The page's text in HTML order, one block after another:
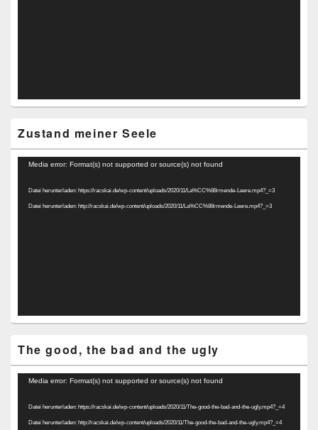
Zustand meiner Seele
Video-
Media error: Format(s) not supported or source(s) not found
Datei herunterladen: https://racskai.de/wp-content/uploads/2020/11/La%CC%88rmende-Leere.mp4?_=3
Datei herunterladen: http://racskai.de/wp-content/uploads/2020/11/La%CC%88rmende-Leere.mp4?_=3
The good, the bad and the ugly
Video-
Media error: Format(s) not supported or source(s) not found
Datei herunterladen: https://racskai.de/wp-content/uploads/2020/11/The-good-the-bad-and-the-ugly.mp4?_=4
Datei herunterladen: http://racskai.de/wp-content/uploads/2020/11/The-good-the-bad-and-the-ugly.mp4?_=4